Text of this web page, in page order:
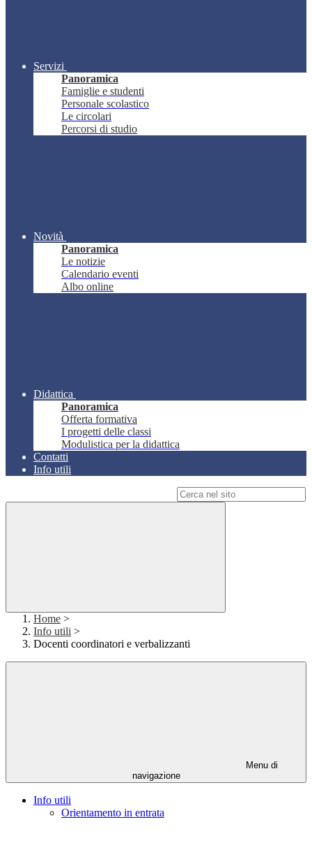
Servizi
Panoramica
Famiglie e studenti
Personale scolastico
Le circolari
Percorsi di studio
Novità
Panoramica
Le notizie
Calendario eventi
Albo online
Didattica
Panoramica
Offerta formativa
I progetti delle classi
Modulistica per la didattica
Contatti
Info utili
Home >
Info utili >
Docenti coordinatori e verbalizzanti
Menu di
navigazione
Info utili
Orientamento in entrata